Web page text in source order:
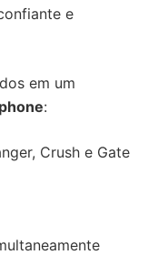
e
em um
:
Crush e Gate